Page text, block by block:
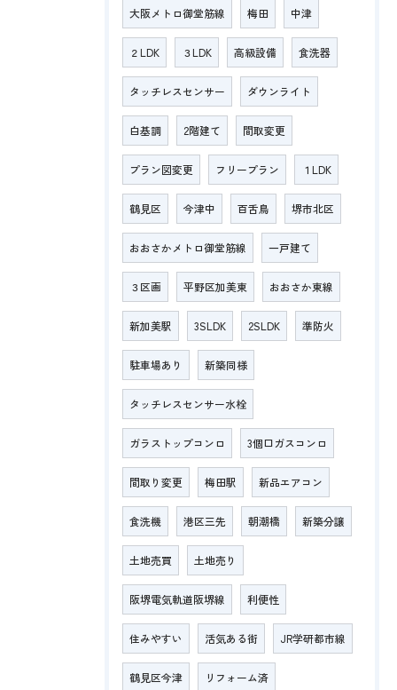
大阪メトロ御堂筋線 梅田 中津
２LDK ３LDK 高級設備 食洗器
タッチレスセンサー ダウンライト
白基調 2階建て 間取変更
プラン図変更 フリープラン １LDK
鶴見区 今津中 百舌鳥 堺市北区
おおさかメトロ御堂筋線 一戸建て
３区画 平野区加美東 おおさか東線
新加美駅 3SLDK 2SLDK 準防火
駐車場あり 新築同様
タッチレスセンサー水栓
ガラストップコンロ 3個口ガスコンロ
間取り変更 梅田駅 新品エアコン
食洗機 港区三先 朝潮橋 新築分譲
土地売買 土地売り
阪堺電気軌道阪堺線 利便性
住みやすい 活気ある街 JR学研都市線
鶴見区今津 リフォーム済